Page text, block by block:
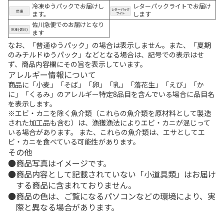
冷凍ゆうパックでお届けし
ます。
レターパックライトでお届け
します
佐川急便でのお届けとなり
ます
なお、「普通ゆうパック」の場合は表示しません。また、「夏期
のみチルドゆうパック」などとなる場合は、記号での表示はせ
ず、商品内容欄にその旨を表示しています。
アレルギー情報について
商品に「小麦」「そば」「卵」「乳」「落花生」「えび」「か
に」「くるみ」のアレルギー特定8品目を含んでいる場合に品目名
を表示します。
※エビ・カニを除く魚介類（これらの魚介類を原材料として製造
された加工品も含む）は、漁獲漁法によりエビ・カニが混じって
いる場合があります。 また、これらの魚介類は、エサとしてエ
ビ・カニを食べている可能性があります。
その他
商品写真はイメージです。
商品内容として記載されていない「小道具類」はお届け
する商品に含まれておりません。
商品の色は、ご覧になるパソコンなどの環境により、実
際と異なる場合があります。